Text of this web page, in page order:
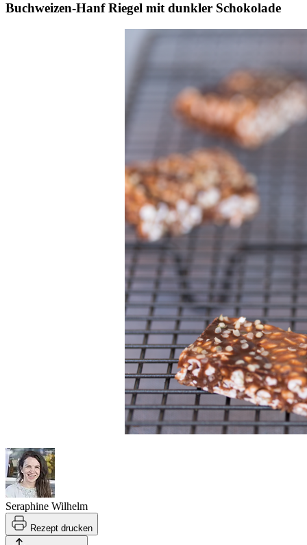
Buchweizen-Hanf Riegel mit dunkler Schokolade
Seraphine Wilhelm
Rezept drucken